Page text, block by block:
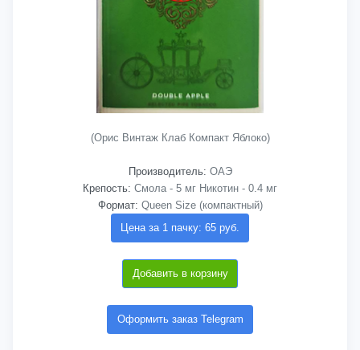
(Орис Винтаж Клаб Компакт Яблоко)
Производитель: ОАЭ
Крепость: Смола - 5 мг Никотин - 0.4 мг
Формат: Queen Size (компактный)
Цена за 1 пачку: 65 руб.
Добавить в корзину
Оформить заказ Telegram